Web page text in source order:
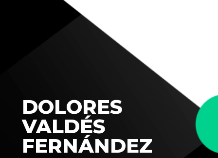
DOLORES
VALDÉS
FERNÁNDEZ